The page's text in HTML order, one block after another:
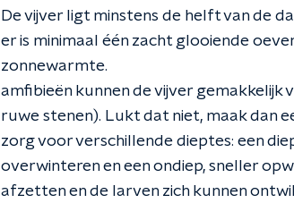
De vijver ligt minstens de helft van de
er is minimaal één zacht glooiende
zonnewarmte.
amfibieën kunnen de vijver
ruwe stenen). Lukt dat niet, maak dan
zorg voor verschillende dieptes: een
overwinteren en een ondiep, sneller
afzetten en de larven zich kunnen